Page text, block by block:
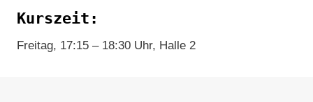
Kurszeit:
Freitag, 17:15 – 18:30 Uhr, Halle 2